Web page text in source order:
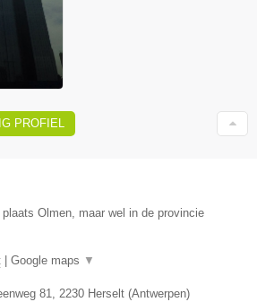
PROFIEL
Olmen, maar wel in de provincie
Google maps ▼
81, 2230 Herselt (Antwerpen)